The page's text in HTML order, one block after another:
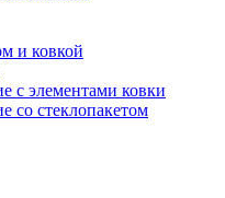
и ковкой
с элементами ковки
со стеклопакетом